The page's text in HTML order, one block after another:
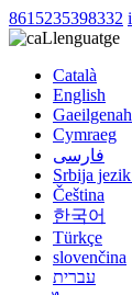
8615235398332
Llenguatge
Català
English
Cymraeg
فارسی
Srbija
Čeština
한국어
Türkçe
slovenčina
עברית